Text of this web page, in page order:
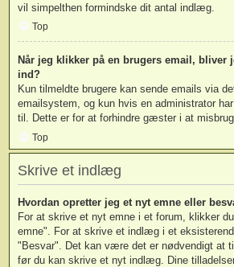
vil simpelthen formindske dit antal indlæg.
Top
Når jeg klikker på en brugers email, bliver
ind?
Kun tilmeldte brugere kan sende emails via
emailsystem, og kun hvis en administrator
til. Dette er for at forhindre gæster i at
Top
Skrive et indlæg
Hvordan opretter jeg et nyt emne eller
For at skrive et nyt emne i et forum, klikker
emne". For at skrive et indlæg i et
"Besvar". Det kan være det er nødvendigt at
før du kan skrive et nyt indlæg. Dine